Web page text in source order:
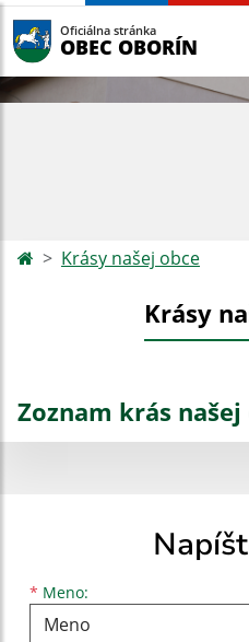
Oficiálna stránka
OBEC OBORÍN
Krásy našej obce
Krásy
Zoznam krás našej
* Meno:
Meno
Priezvisko
E-mailová adresa